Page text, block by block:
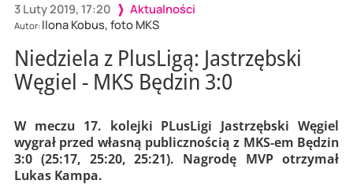
3 Luty 2019, 17:20 Aktualności
Autor: Ilona Kobus, foto MKS
Niedziela z PlusLigą: Jastrzębski
Węgiel - MKS Będzin 3:0
W meczu 17. kolejki PLusLigi Jastrzębski Węgiel
wygrał przed własną publicznością z MKS-em Będzin
3:0 (25:17, 25:20, 25:21). Nagrodę MVP otrzymał
Lukas Kampa.